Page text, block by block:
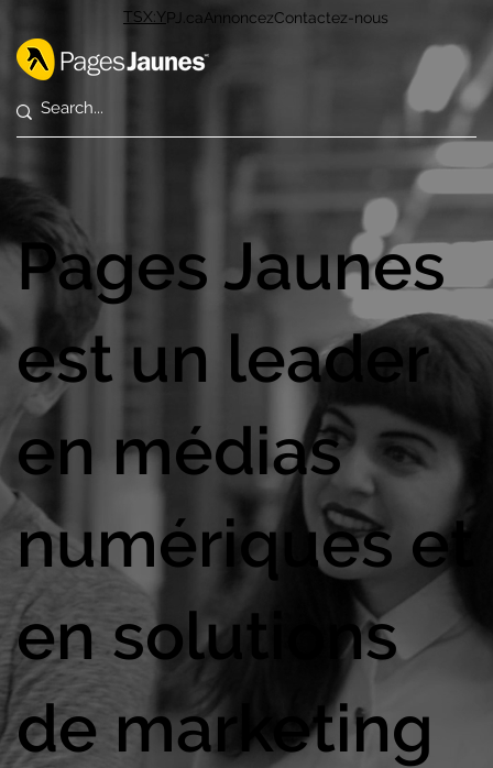
TSX:Y AnnoncezContactez-nous
PJ.ca
Pages Jaunes
est un leader
en médias
numériques et
en solutions
de marketing